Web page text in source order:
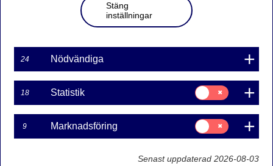
Stäng
inställningar
24 Nödvändiga
18 Statistik
Samtycke
för:
Statistik
9 Marknadsföring
Samtycke
för:
Marknadsföring
Senast uppdaterad 2026-08-03